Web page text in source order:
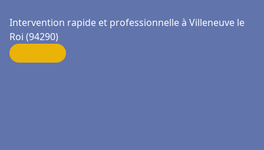
Intervention rapide et professionnelle à Villeneuve le
Roi (94290)